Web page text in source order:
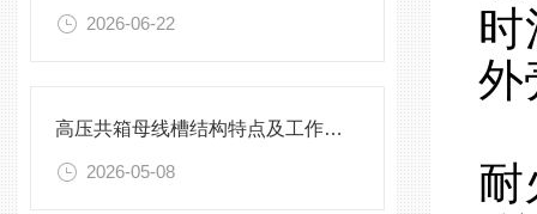
2026-06-22
高压共箱母线槽结构特点及工作原理
2026-05-08
时
外
耐